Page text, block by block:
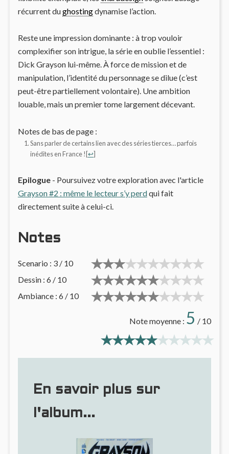
récurrent dughostingdynamise l’action.
Reste une impression dominante : à trop vouloir
complexifier son intrigue, la série en oublie l’essentiel :
Dick Grayson lui-même. À force de mission et de
manipulation, l’identité du personnage se dilue (c’est
peut-être partiellement volontaire). Une ambition
louable, mais un premier tome largement décevant.
Notes de bas de page :
Sans parler de certains lien avec des séries tierces… parfois
inédites en France ! [↩]
Epilogue- Poursuivez votre exploration avec l'article
Grayson #2 : même le lecteur s’y perdqui fait
directement suite à celui-ci.
Notes
Scenario : 3 / 10
Dessin : 6 / 10
Ambiance : 6 / 10
Note moyenne : 5 / 10
En savoir plus sur
l'album...